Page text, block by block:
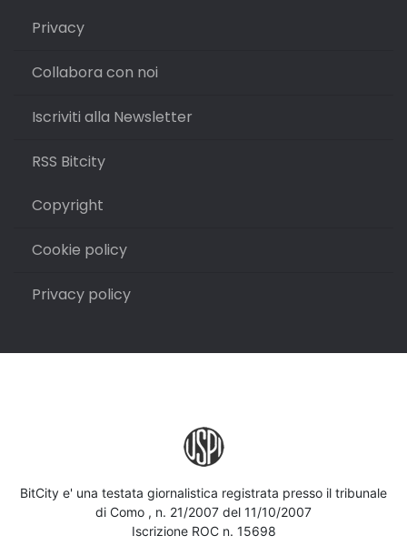
Privacy
Collabora con noi
Iscriviti alla Newsletter
RSS Bitcity
Copyright
Cookie policy
Privacy policy
BitCity e' una testata giornalistica registrata presso il tribunale
di Como , n. 21/2007 del 11/10/2007
Iscrizione ROC n. 15698